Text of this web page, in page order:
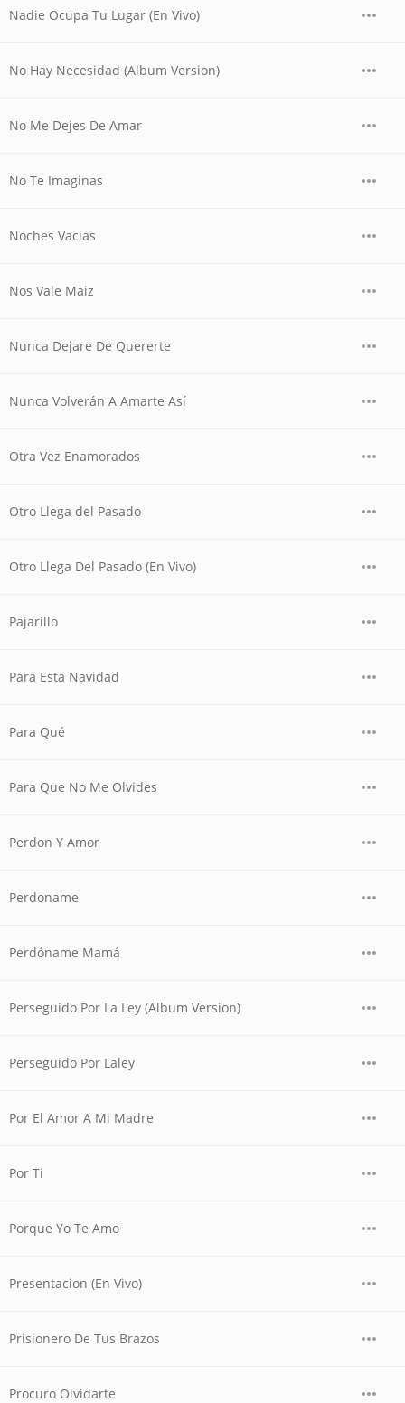
Nadie Ocupa Tu Lugar (En Vivo)
No Hay Necesidad (Album Version)
No Me Dejes De Amar
No Te Imaginas
Noches Vacias
Nos Vale Maiz
Nunca Dejare De Quererte
Nunca Volverán A Amarte Así
Otra Vez Enamorados
Otro Llega del Pasado
Otro Llega Del Pasado (En Vivo)
Pajarillo
Para Esta Navidad
Para Qué
Para Que No Me Olvides
Perdon Y Amor
Perdoname
Perdóname Mamá
Perseguido Por La Ley (Album Version)
Perseguido Por Laley
Por El Amor A Mi Madre
Por Ti
Porque Yo Te Amo
Presentacion (En Vivo)
Prisionero De Tus Brazos
Procuro Olvidarte